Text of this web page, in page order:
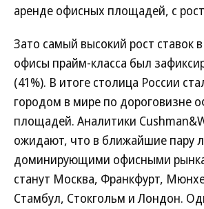
аренде офисных площадей, с
Зато самый высокий рост ставок
офисы прайм-класса был
(41%). В итоге столица России
городом в мире по дороговизне
площадей. Аналитики
ожидают, что в ближайшие пару
доминирующими офисными
станут Москва, Франкфурт,
Стамбул, Стокгольм и Лондон.